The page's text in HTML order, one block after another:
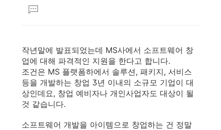
댓
글
작년말에 발표되었는데 MS사에서 소프트웨어 창
업에 대해 파격적인 지원을 한다고 합니다.
조건은 MS 플랫폼하에서 솔루션, 패키지, 서비스
등을 개발하는 창업 3년 이내의 소규모 기업이 대
상인데요, 창업 예비자나 개인사업자도 대상이 될
것 같습니다.
소프트웨어 개발을 아이템으로 창업하는 건 정말